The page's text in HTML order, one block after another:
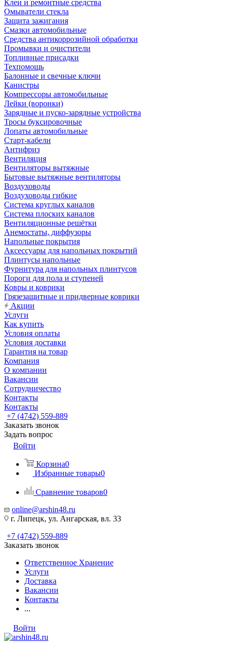
Клеи и ремонтные средства
Омыватели стекла
Защита зажигания
Смазки автомобильные
Средства антикоррозийной обработки
Промывки и очистители
Топливные присадки
Техпомощь
Балонные и свечные ключи
Канистры
Компрессоры автомобильные
Лейки (воронки)
Зарядные и пуско-зарядные устройства
Тросы буксировочные
Лопаты автомобильные
Старт-кабели
Антифриз
Вентиляция
Вентиляторы вытяжные
Бытовые вытяжные вентиляторы
Воздуховоды
Воздуховоды гибкие
Система круглых каналов
Система плоских каналов
Вентиляционные решётки
Анемостаты, диффузоры
Напольные покрытия
Аксессуары для напольных покрытий
Плинтусы напольные
Фурнитура для напольных плинтусов
Пороги для пола и ступеней
Ковры и коврики
Грязезащитные и придверные коврики
Акции
Услуги
Как купить
Условия оплаты
Условия доставки
Гарантия на товар
Компания
О компании
Вакансии
Сотрудничество
Контакты
Контакты
+7 (4742) 559-889
Заказать звонок
Задать вопрос
Войти
Корзина0
Избранные товары0
Сравнение товаров0
online@arshin48.ru
г. Липецк, ул. Ангарская, вл. 33
+7 (4742) 559-889
Заказать звонок
Ответственное Хранение
Услуги
Доставка
Вакансии
Контакты
...
Войти